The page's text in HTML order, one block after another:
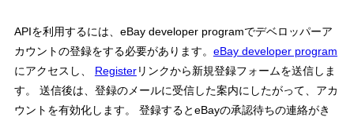
APIを利用するには、eBay developer programでデベロッパーア
カウントの登録をする必要があります。 eBay developer program
にアクセスし、 Registerリンクから新規登録フォームを送信しま
す。 送信後は、登録のメールに受信した案内にしたがって、アカ
ウントを有効化します。 登録するとeBayの承認待ちの連絡がき